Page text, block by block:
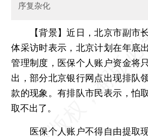
序复杂化
【背景】近日，北京市副市
体采访时表示，北京计划在年底
管理制度，医保个人账户资金将
出，部分北京银行网点出现排队
款的现象。有排队市民表示，怕
取不出了。
医保个人账户不得自由提取